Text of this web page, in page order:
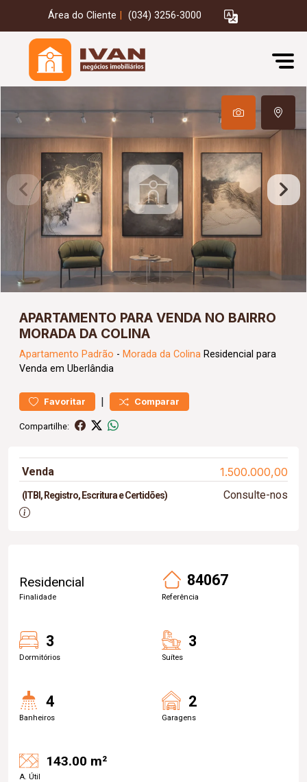
Área do Cliente (034) 3256-3000
APARTAMENTO PARA VENDA NO BAIRRO
MORADA DA COLINA
Apartamento Padrão - Morada da Colina Residencial para
Venda em Uberlândia
Favoritar | Comparar
Compartilhe:
Venda 1.500.000,00
(ITBI, Registro, Escritura e Certidões) Consulte-nos
Residencial
Finalidade
84067
Referência
3
Dormitórios
3
Suítes
4
Banheiros
2
Garagens
143.00 m²
A. Útil